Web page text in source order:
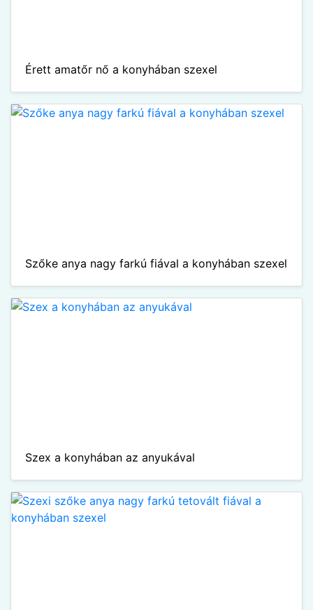
Érett amatőr nő a konyhában szexel
Szőke anya nagy farkú fiával a konyhában szexel
Szex a konyhában az anyukával